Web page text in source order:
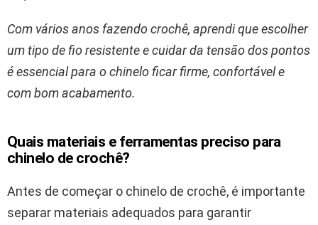
Com vários anos fazendo crochê, aprendi que escolher
um tipo de fio resistente e cuidar da tensão dos pontos
é essencial para o chinelo ficar firme, confortável e
com bom acabamento.
Quais materiais e ferramentas preciso para
chinelo de crochê?
Antes de começar o chinelo de crochê, é importante
separar materiais adequados para garantir